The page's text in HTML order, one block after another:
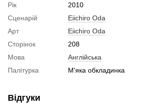
Рік
2010
Сценарій
Eiichiro Oda
Арт
Eiichiro Oda
Сторінок
208
Мова
Англійська
Палітурка
М'яка обкладинка
Відгуки